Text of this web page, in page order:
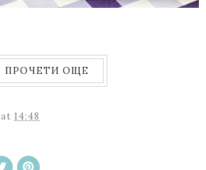
ПРОЧЕТИ ОЩЕ
at 14:48